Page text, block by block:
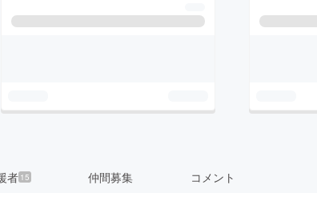
者 15 仲間募集 コメント